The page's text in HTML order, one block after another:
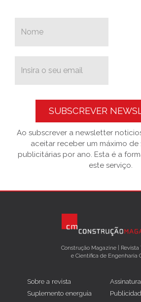
SUBSCREVER
Ao subscrever a newsletter
aceitar receber um máximo de
publicitárias por ano. Esta é a
este serviço.
Construção Magazine | Revista
e Científica de Engenharia
Sobre a revista
Suplemento energuia
Assinatura